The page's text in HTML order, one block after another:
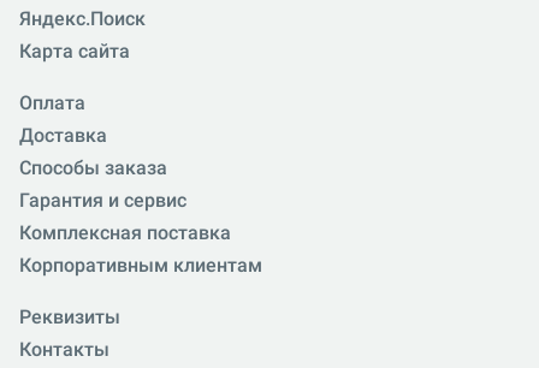
Яндекс.Поиск
Карта сайта
Оплата
Доставка
Способы заказа
Гарантия и сервис
Комплексная поставка
Корпоративным клиентам
Реквизиты
Контакты